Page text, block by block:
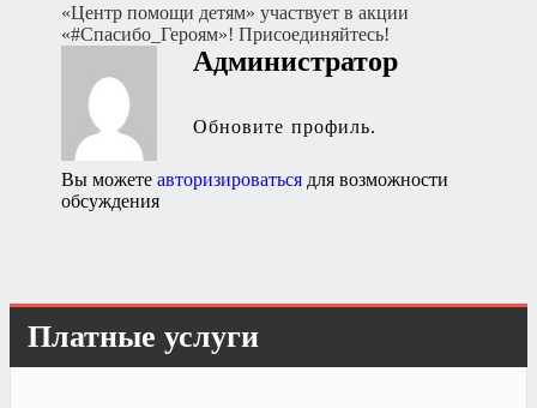
Навигация
по
записям
«Центр помощи детям» участвует в акции
«#Спасибо_Героям»! Присоединяйтесь!
Администратор
Обновите профиль.
Вы можетеавторизироваться для возможности
обсуждения
Платные услуги